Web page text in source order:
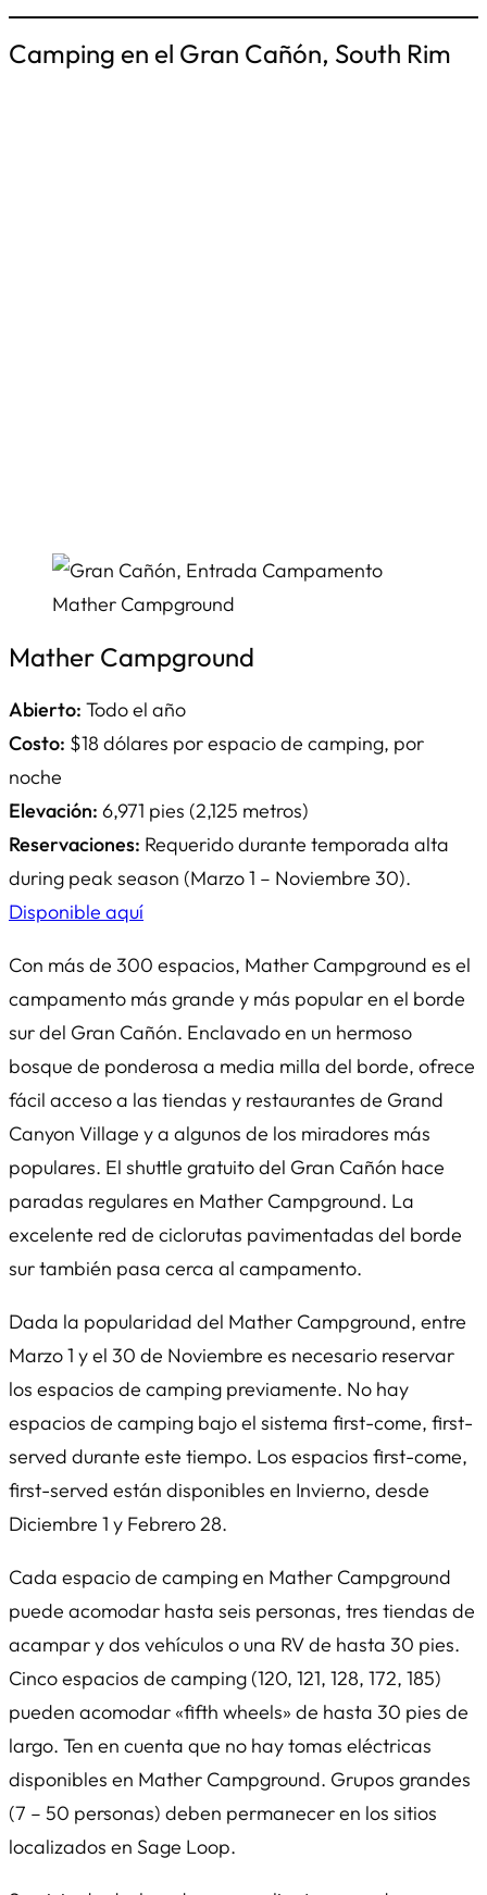
Camping en el Gran Cañón, South Rim
Mather Campground
Abierto: Todo el año
Costo: $18 dólares por espacio de camping, por
noche
Elevación: 6,971 pies (2,125 metros)
Reservaciones: Requerido durante temporada alta
during peak season (Marzo 1 – Noviembre 30).
Disponible aquí
Con más de 300 espacios, Mather Campground es el
campamento más grande y más popular en el borde
sur del Gran Cañón. Enclavado en un hermoso
bosque de ponderosa a media milla del borde, ofrece
fácil acceso a las tiendas y restaurantes de Grand
Canyon Village y a algunos de los miradores más
populares. El shuttle gratuito del Gran Cañón hace
paradas regulares en Mather Campground. La
excelente red de ciclorutas pavimentadas del borde
sur también pasa cerca al campamento.
Dada la popularidad del Mather Campground, entre
Marzo 1 y el 30 de Noviembre es necesario reservar
los espacios de camping previamente. No hay
espacios de camping bajo el sistema first-come, first-
served durante este tiempo. Los espacios first-come,
first-served están disponibles en Invierno, desde
Diciembre 1 y Febrero 28.
Cada espacio de camping en Mather Campground
puede acomodar hasta seis personas, tres tiendas de
acampar y dos vehículos o una RV de hasta 30 pies.
Cinco espacios de camping (120, 121, 128, 172, 185)
pueden acomodar «fifth wheels» de hasta 30 pies de
largo. Ten en cuenta que no hay tomas eléctricas
disponibles en Mather Campground. Grupos grandes
(7 – 50 personas) deben permanecer en los sitios
localizados en Sage Loop.